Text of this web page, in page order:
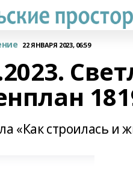
22 ЯНВАРЯ 2023, 06:59
«Как строилась и